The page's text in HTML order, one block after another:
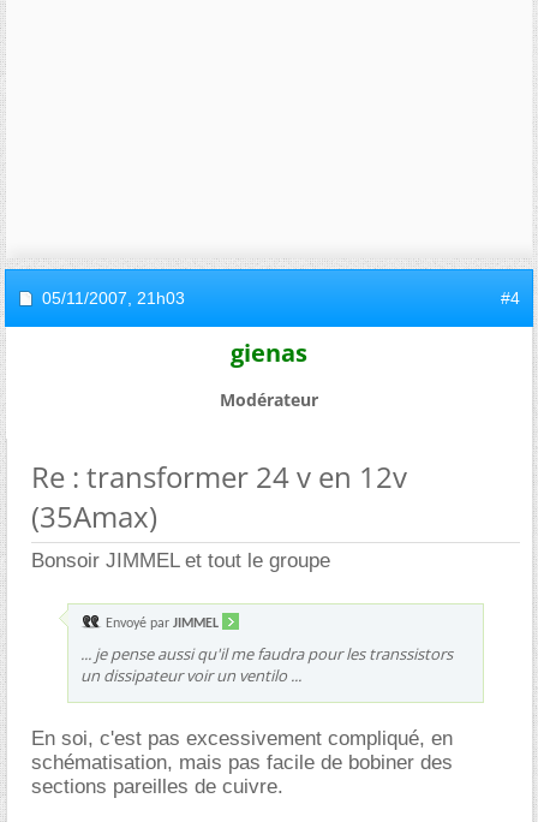
05/11/2007, 21h03 #4
gienas
Modérateur
Re : transformer 24 v en 12v
(35Amax)
Bonsoir JIMMEL et tout le groupe
Envoyé par JIMMEL
... je pense aussi qu'il me faudra pour les transsistors
un dissipateur voir un ventilo ...
En soi, c'est pas excessivement compliqué, en
schématisation, mais pas facile de bobiner des
sections pareilles de cuivre.